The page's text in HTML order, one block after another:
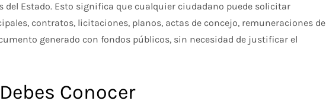
del Estado. Esto significa que cualquier ciudadano puede solicitar
contratos, licitaciones, planos, actas de concejo, remuneraciones de
generado con fondos públicos, sin necesidad de justificar el
Conocer